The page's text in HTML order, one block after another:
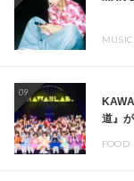
MUSIC
09
道』
FOOD